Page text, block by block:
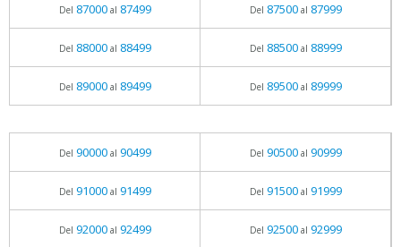
Del 87000al 87499 Del 87500al 87999
Del 88000al 88499 Del 88500al 88999
Del 89000al 89499 Del 89500al 89999
Del 90000al 90499 Del 90500al 90999
Del 91000al 91499 Del 91500al 91999
Del 92000al 92499 Del 92500al 92999